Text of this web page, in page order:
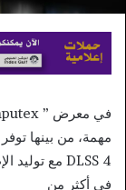
مهمة، من بينها توفر
في أكثر من